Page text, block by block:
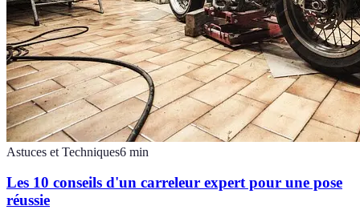
Astuces et Techniques6 min
Les 10 conseils d'un carreleur expert pour une pose
réussie